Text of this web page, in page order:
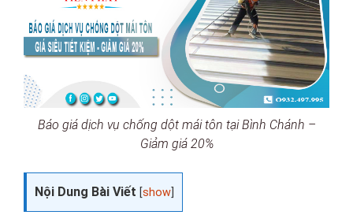
Báo giá dịch vụ chống dột mái tôn tại Bình Chánh –
Giảm giá 20%
Nội Dung Bài Viết [show